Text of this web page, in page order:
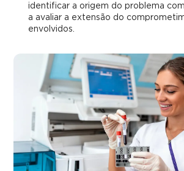
identificar a origem do problema
a avaliar a extensão do
envolvidos.